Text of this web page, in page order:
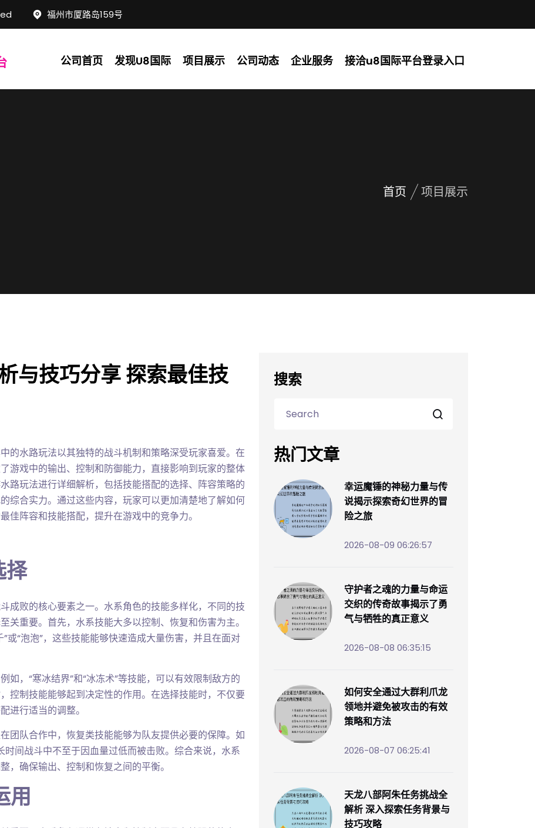
福州市厦路岛159号
公司首页 发现U8国际 项目展示 公司动态 企业服务 接洽u8国际平台登录入口
首页 项目展示
与技巧分享 探索最佳技
的水路玩法以其独特的战斗机制和策略深受玩家喜爱。在
游戏中的输出、控制和防御能力，直接影响到玩家的整体
路玩法进行详细解析，包括技能搭配的选择、阵容策略的
综合实力。通过这些内容，玩家可以更加清楚地了解如何
佳阵容和技能搭配，提升在游戏中的竞争力。
择
成败的核心要素之一。水系角色的技能多样化，不同的技
关重要。首先，水系技能大多以控制、恢复和伤害为主。
或“泡泡”，这些技能能够快速造成大量伤害，并且在面对
，“寒冰结界”和“冰冻术”等技能，可以有效限制敌方的
控制技能能够起到决定性的作用。在选择技能时，不仅要
进行适当的调整。
团队合作中，恢复类技能能够为队友提供必要的保障。如
时间战斗中不至于因血量过低而被击败。综合来说，水系
，确保输出、控制和恢复之间的平衡。
用
搜索
热门文章
幸运魔锤的神秘力量与传
说揭示探索奇幻世界的冒
险之旅
2026-08-09 06:26:57
守护者之魂的力量与命运
交织的传奇故事揭示了勇
气与牺牲的真正意义
2026-08-08 06:35:15
如何安全通过大群利爪龙
领地并避免被攻击的有效
策略和方法
2026-08-07 06:25:41
天龙八部阿朱任务挑战全
解析 深入探索任务背景与
技巧攻略